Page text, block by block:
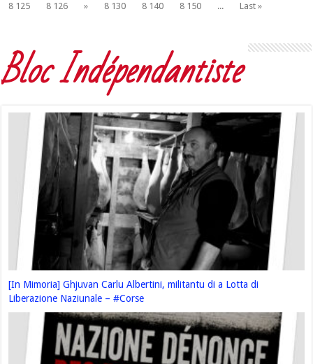
8 125 8 126 » 8 130 8 140 8 150 ... Last »
Bloc Indépendantiste
[In Mimoria] Ghjuvan Carlu Albertini, militantu di a Lotta di
Liberazione Naziunale – #Corse